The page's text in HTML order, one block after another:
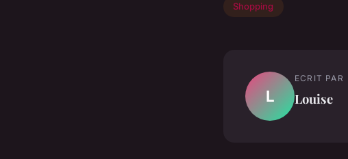
Shopping
L
ECRIT PAR
Louise